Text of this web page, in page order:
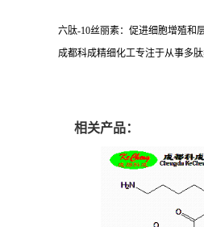
六肽-10丝丽素：促进细胞增殖和
成都科成精细化工专注于从事多
相关产品：